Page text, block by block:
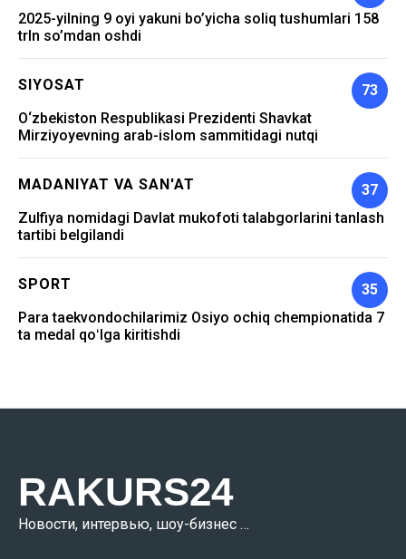
2025-yilning 9 oyi yakuni bo’yicha soliq tushumlari 158
trln so’mdan oshdi
SIYOSAT
73
O‘zbekiston Respublikasi Prezidenti Shavkat
Mirziyoyevning arab-islom sammitidagi nutqi
MADANIYAT VA SAN'AT
37
Zulfiya nomidagi Davlat mukofoti talabgorlarini tanlash
tartibi belgilandi
SPORT
35
Para taekvondochilarimiz Osiyo ochiq chempionatida 7
ta medal qoʻlga kiritishdi
RAKURS24
Новости, интервью, шоу-бизнес …